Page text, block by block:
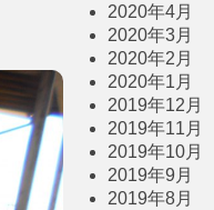
2020年4月
2020年3月
2020年2月
2020年1月
2019年12月
2019年11月
2019年10月
2019年9月
2019年8月